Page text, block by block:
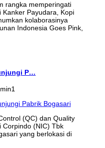
rangka memperingati
Kanker Payudara, Kopi
kolaborasinya
Indonesia Goes Pink,
P…
(QC) dan Quality
Corpindo (NIC) Tbk
yang berlokasi di